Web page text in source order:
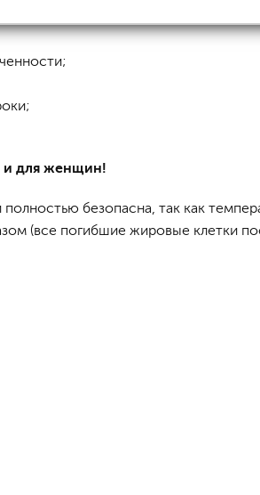
и для женщин!
безопасна, так как
(все погибшие жировые клетки